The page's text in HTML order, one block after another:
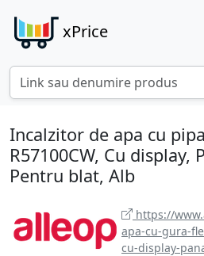
xPrice
Incalzitor de apa cu
R57100CW, Cu display,
Pentru blat, Alb
https://
apa-cu-gura-
cu-display-